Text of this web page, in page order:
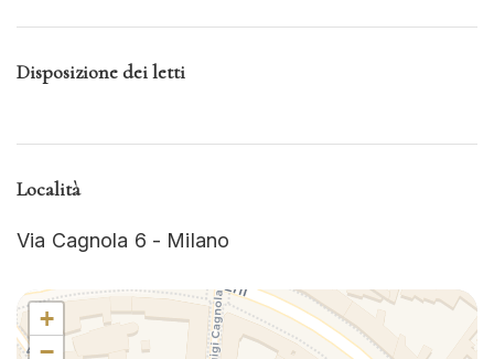
Disposizione dei letti
Località
Via Cagnola 6 - Milano
+
−